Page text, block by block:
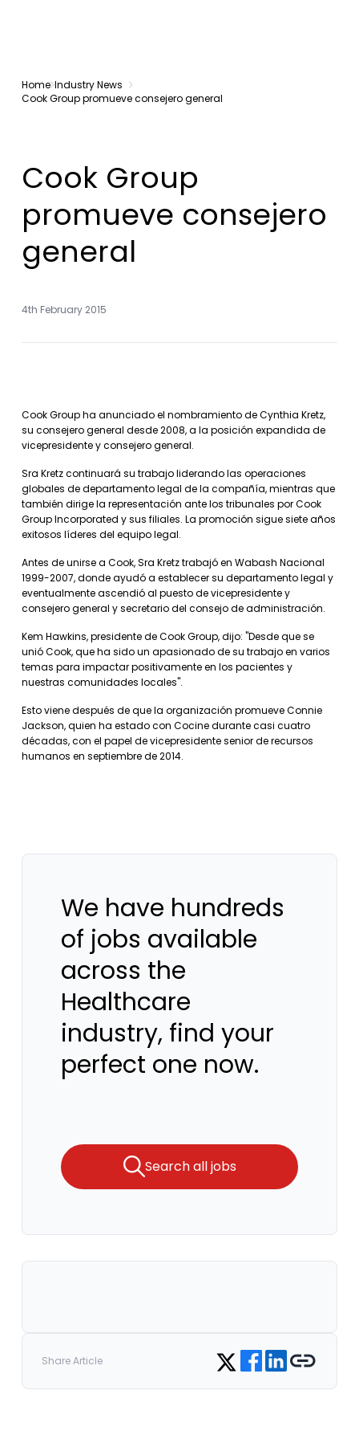
Home Industry News
Cook Group promueve consejero general
Cook Group
promueve consejero
general
4th February 2015
Cook Group ha anunciado el nombramiento de Cynthia Kretz,
su consejero general desde 2008, a la posición expandida de
vicepresidente y consejero general.
Sra Kretz continuará su trabajo liderando las operaciones
globales de departamento legal de la compañía, mientras que
también dirige la representación ante los tribunales por Cook
Group Incorporated y sus filiales. La promoción sigue siete años
exitosos líderes del equipo legal.
Antes de unirse a Cook, Sra Kretz trabajó en Wabash Nacional
1999-2007, donde ayudó a establecer su departamento legal y
eventualmente ascendió al puesto de vicepresidente y
consejero general y secretario del consejo de administración.
Kem Hawkins, presidente de Cook Group, dijo: "Desde que se
unió Cook, que ha sido un apasionado de su trabajo en varios
temas para impactar positivamente en los pacientes y
nuestras comunidades locales".
Esto viene después de que la organización promueve Connie
Jackson, quien ha estado con Cocine durante casi cuatro
décadas, con el papel de vicepresidente senior de recursos
humanos en septiembre de 2014.
We have hundreds
of jobs available
across the
Healthcare
industry, find your
perfect one now.
Search all jobs
Share Article Share on Twitter
Share on Facebook
Share on LinkedIn
Copy link